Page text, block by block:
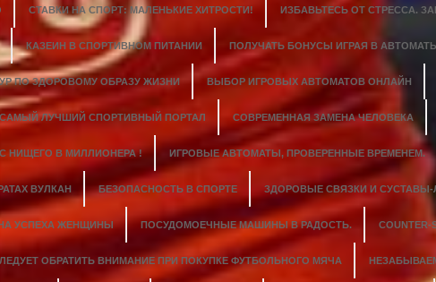
СТАВКИ НА СПОРТ: МАЛЕНЬКИЕ ХИТРОСТИ! ИЗБАВЬТЕСЬ ОТ СТРЕССА.
КАЗЕИН В СПОРТИВНОМ ПИТАНИИ ПОЛУЧАТЬ БОНУСЫ ИГРАЯ В
ПО ЗДОРОВОМУ ОБРАЗУ ЖИЗНИ ВЫБОР ИГРОВЫХ АВТОМАТОВ ОНЛАЙН
САМЫЙ ЛУЧШИЙ СПОРТИВНЫЙ ПОРТАЛ СОВРЕМЕННАЯ ЗАМЕНА ЧЕЛОВЕКА
C НИЩЕГО В МИЛЛИОНЕРА ! ИГРОВЫЕ АВТОМАТЫ, ПРОВЕРЕННЫЕ ВРЕМЕНЕМ.
ВУЛКАН БЕЗОПАСНОСТЬ В СПОРТЕ ЗДОРОВЫЕ СВЯЗКИ И СУСТАВЫ-
УСПЕХА ЖЕНЩИНЫ ПОСУДОМОЕЧНЫЕ МАШИНЫ В РАДОСТЬ. COUNTER-
ОБРАТИТЬ ВНИМАНИЕ ПРИ ПОКУПКЕ ФУТБОЛЬНОГО МЯЧА